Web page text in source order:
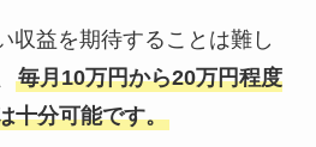
収益を期待することは難し
毎月10万円から20万円程度
十分可能です。